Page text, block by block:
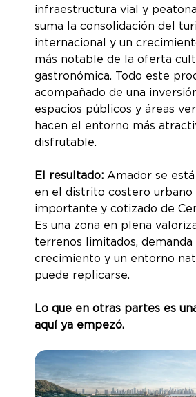
infraestructura vial y
suma la consolidación del
internacional y un
más notable de la oferta
gastronómica. Todo este
acompañado de una
espacios públicos y áreas
hacen el entorno más
disfrutable.
El resultado: Amador se
en el distrito costero urbano
importante y cotizado de
Es una zona en plena
terrenos limitados, demanda
crecimiento y un entorno
puede replicarse.
Lo que en otras partes es
aquí ya empezó.